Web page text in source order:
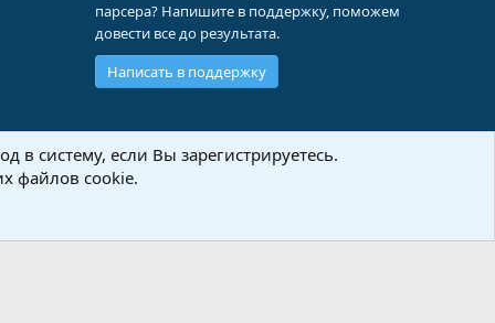
парсера? Напишите в поддержку, поможем
довести все до результата.
Написать в поддержку
конфиденциальности
в систему, если Вы зарегистрируетесь.
файлов cookie.